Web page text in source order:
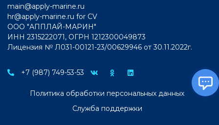
main@apply-marine.ru
hr@apply-marine.ru for CV
ООО "АППЛАЙ-МАРИН"
ИНН 2315222071, ОГРН 1212300049873
Лицензия № Л031-00121-23/00629946 от 30.11.2022г.
+7 (987) 749-53-53
Политика обработки персональных данных
Служба поддержки